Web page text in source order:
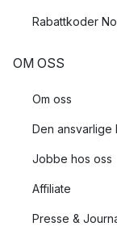
Rabattkoder
OM OSS
Om oss
Den ansvarlige
Jobbe hos oss
Affiliate
Presse &